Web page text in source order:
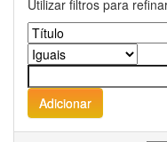
Utilizar filtros para